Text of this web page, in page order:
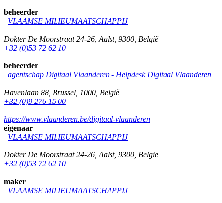
beheerder
VLAAMSE MILIEUMAATSCHAPPIJ
Dokter De Moorstraat 24-26 Aalst, 9300 België
+32 (0)53 72 62 10
beheerder
agentschap Digitaal Vlaanderen - Helpdesk Digitaal Vlaanderen
Havenlaan 88 Brussel 1000 België
+32 (0)9 276 15 00
https://www.vlaanderen.be/digitaal-vlaanderen
eigenaar
VLAAMSE MILIEUMAATSCHAPPIJ
Dokter De Moorstraat 24-26 Aalst, 9300 België
+32 (0)53 72 62 10
maker
VLAAMSE MILIEUMAATSCHAPPIJ